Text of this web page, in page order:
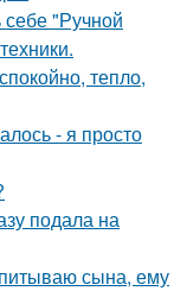
себе "Ручной
тепло,
- я просто
подала на
сына, ему